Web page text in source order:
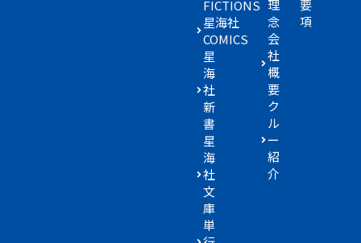
FICTIONS
星海社
COMICS
星
海
社
新
書
星
海
社
文
庫
単
理
念
会
社
概
要
ク
ル
ー
紹
介
要
項